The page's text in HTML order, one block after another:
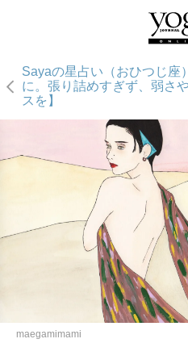
Sayaの星占い（おひつじ座
に。張り詰めすぎず、弱さ
スを】
maegamimami